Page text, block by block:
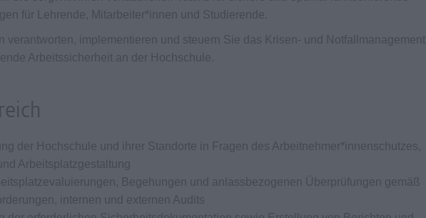
für Lehrende, Mitarbeiter*innen und Studierende.
verantworten, implementieren und steuern Sie das Krisen- und Notfallmanagement
Arbeitssicherheit an der Hochschule.
der Hochschule und ihrer Standorte in Fragen des Arbeitnehmer*innenschutzes,
Arbeitsplatzgestaltung
Begehungen und anlassbezogenen Überprüfungen gemäß
internen und externen Audits